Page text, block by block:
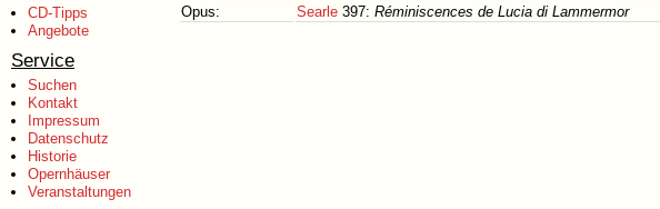
CD-Tipps
Angebote
Service
Suchen
Kontakt
Impressum
Datenschutz
Historie
Opernhäuser
Veranstaltungen
Opus:
Searle 397: Réminiscences de Lucia di Lammermor